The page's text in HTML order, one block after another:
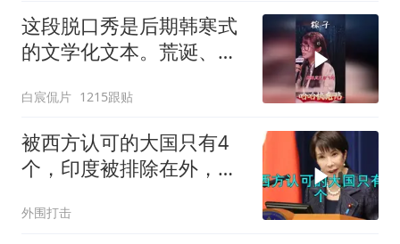
这段脱口秀是后期韩寒式
的文学化文本。荒诞、激
白宸侃片 1215跟贴
被西方认可的大国只有4
个，印度被排除在外，为
外围打击